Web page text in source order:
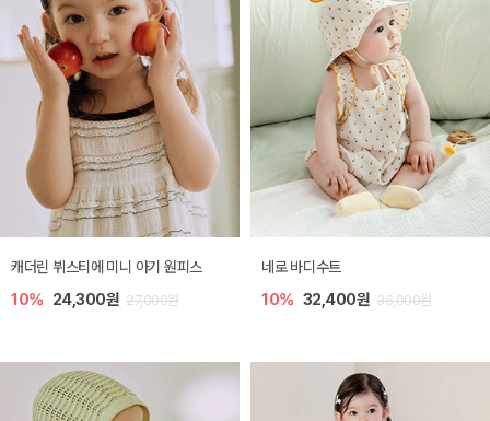
캐더린 뷔스티에 미니 아기 원피스
10% 24,300원 27,000원
네로 바디수트
10% 32,400원 36,000원